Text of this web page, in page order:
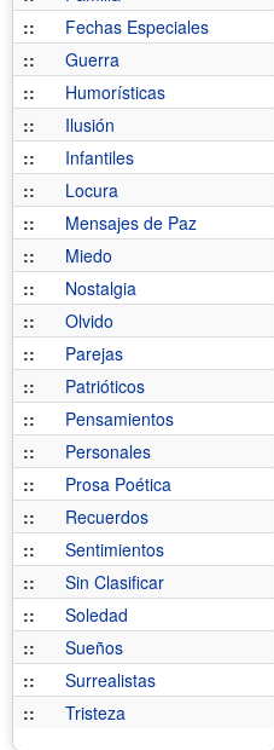
::
Fechas Especiales
::
Guerra
::
Humorísticas
::
Ilusión
::
Infantiles
::
Locura
::
Mensajes de Paz
::
Miedo
::
Nostalgia
::
Olvido
::
Parejas
::
Patrióticos
::
Pensamientos
::
Personales
::
Prosa Poética
::
Recuerdos
::
Sentimientos
::
Sin Clasificar
::
Soledad
::
Sueños
::
Surrealistas
::
Tristeza